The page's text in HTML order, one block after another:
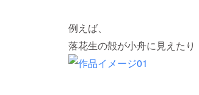
例えば、
落花生の殻が小舟に見えたり